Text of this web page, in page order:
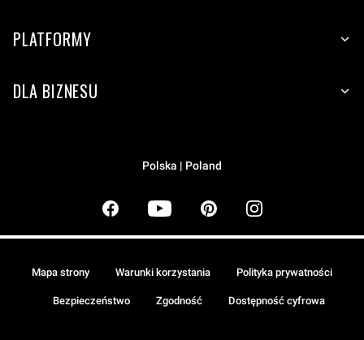
PLATFORMY
DLA BIZNESU
Polska | Poland
Mapa strony Warunki korzystania Polityka prywatności
Bezpieczeństwo Zgodność Dostępność cyfrowa